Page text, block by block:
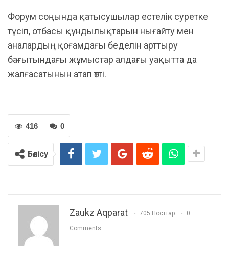
Форум соңында қатысушылар естелік суретке
түсіп, отбасы құндылықтарын нығайту мен
аналардың қоғамдағы беделін арттыру
бағытындағы жұмыстар алдағы уақытта да
жалғасатынын атап өтті.
0
416
Бөлісу
Zaukz Aqparat 705 Посттар 0
Comments